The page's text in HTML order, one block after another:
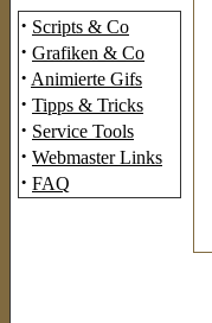
· Scripts & Co
· Grafiken & Co
· Animierte Gifs
· Tipps & Tricks
· Service Tools
· Webmaster Links
· FAQ